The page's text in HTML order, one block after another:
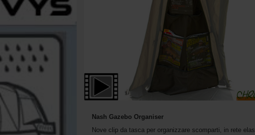
Nash Gazebo Organiser
Nove clip da tasca per organizzare scomparti, in rete